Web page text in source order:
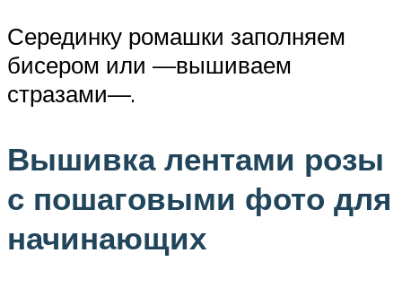
Серединку ромашки заполняем
бисером или —вышиваем
стразами—.
Вышивка лентами розы
с пошаговыми фото для
начинающих